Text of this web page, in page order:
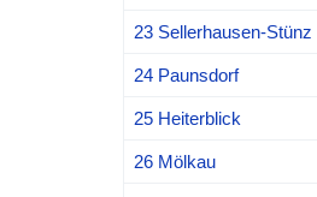
23 Sellerhausen-Stünz
24 Paunsdorf
25 Heiterblick
26 Mölkau